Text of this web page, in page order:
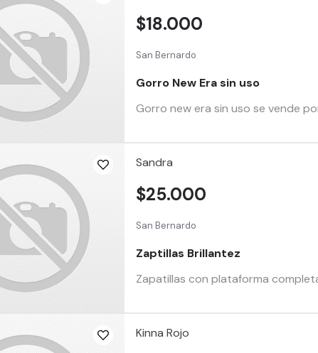
San Bernardo
Gorro New Era sin uso
Gorro new era sin uso se vende
$18.000
Sandra
San Bernardo
Zaptillas Brillantez
Zapatillas con plataforma
$25.000
Kinna Rojo